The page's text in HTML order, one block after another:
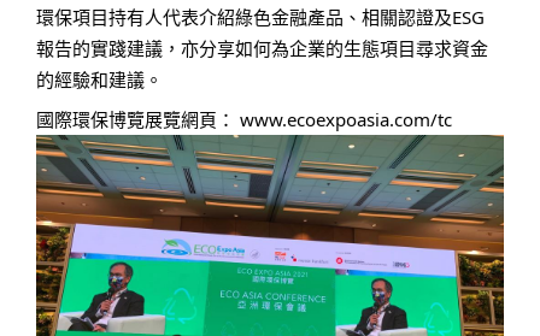
環保項目持有人代表介紹綠色金融產品、相關認證及ESG
報告的實踐建議，亦分享如何為企業的生態項目尋求資金
的經驗和建議。
國際環保博覽展覽網頁： www.ecoexpoasia.com/tc